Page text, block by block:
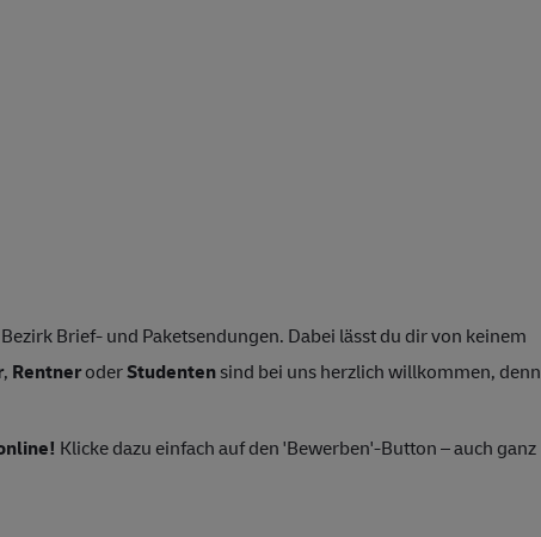
Brief- und Paketsendungen. Dabei lässt du dir von keinem
, RentneroderStudentensind bei uns herzlich willkommen, denn
Klicke dazu einfach auf den 'Bewerben'-Button – auch ganz